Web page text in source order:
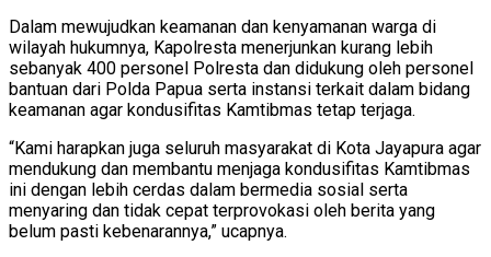
Dalam mewujudkan keamanan dan kenyamanan warga di
wilayah hukumnya, Kapolresta menerjunkan kurang lebih
sebanyak 400 personel Polresta dan didukung oleh personel
bantuan dari Polda Papua serta instansi terkait dalam bidang
keamanan agar kondusifitas Kamtibmas tetap terjaga.
“Kami harapkan juga seluruh masyarakat di Kota Jayapura agar
mendukung dan membantu menjaga kondusifitas Kamtibmas
ini dengan lebih cerdas dalam bermedia sosial serta
menyaring dan tidak cepat terprovokasi oleh berita yang
belum pasti kebenarannya,” ucapnya.